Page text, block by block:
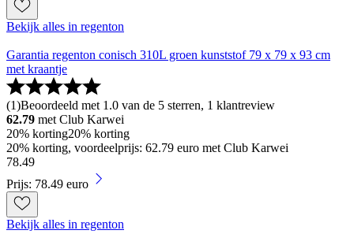
Bekijk alles in regenton
Garantia regenton conisch 310L groen kunststof 79 x 79 x 93 cm
met kraantje
(1)Beoordeeld met 1.0 van de 5 sterren, 1 klantreview
62.79 met Club Karwei
20% korting20% korting
20% korting, voordeelprijs: 62.79 euro met Club Karwei
78.49
Prijs: 78.49 euro
Bekijk alles in regenton